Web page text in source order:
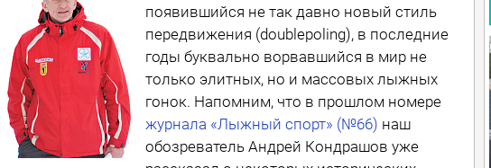
появившийся не так давно новый стиль
передвижения (doublepoling), в последние
годы буквально ворвавшийся в мир не
только элитных, но и массовых лыжных
гонок. Напомним, что в прошлом номере
журнала «Лыжный спорт» (№66) наш
обозреватель Андрей Кондрашов уже